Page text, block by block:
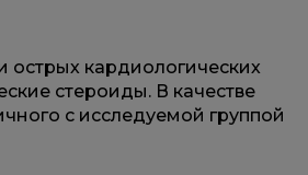
острых кардиологических
стероиды. В качестве
с исследуемой группой